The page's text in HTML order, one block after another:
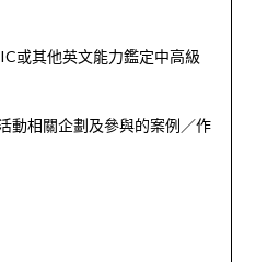
或其他英文能力鑑定中高級
動相關企劃及參與的案例／作